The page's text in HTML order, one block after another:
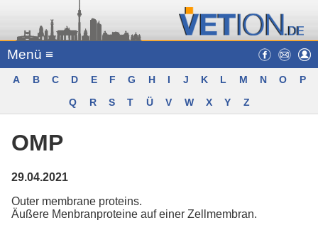
Menü ≡
A B C D E F G H I J K L M N O
P
Q
R S T Ü V W X Y Z
OMP
29.04.2021
Outer membrane proteins.
Äußere Menbranproteine auf einer Zellmembran.